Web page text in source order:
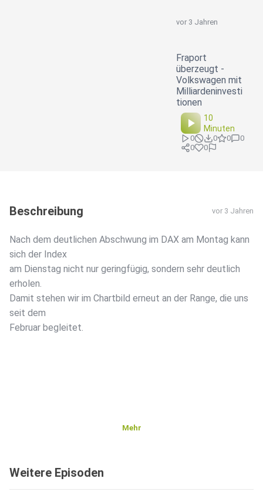
vor 3 Jahren
Fraport
überzeugt -
Volkswagen mit
Milliardeninvesti
tionen
10
Minuten
0 0 0
0
0
0
Beschreibung vor 3 Jahren
Nach dem deutlichen Abschwung im DAX am Montag kann
sich der Index
am Dienstag nicht nur geringfügig, sondern sehr deutlich
erholen.
Damit stehen wir im Chartbild erneut an der Range, die uns
seit dem
Februar begleitet.
Mehr
Weitere Episoden